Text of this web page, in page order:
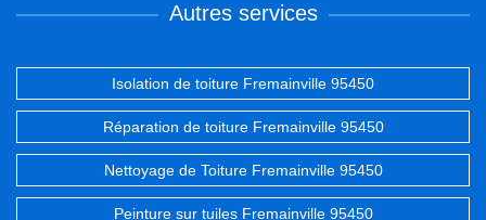
Autres services
Isolation de toiture Fremainville 95450
Réparation de toiture Fremainville 95450
Nettoyage de Toiture Fremainville 95450
Peinture sur tuiles Fremainville 95450